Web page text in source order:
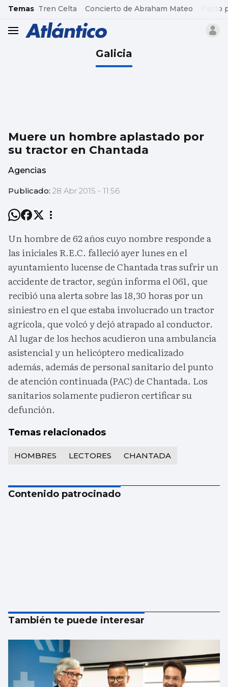
common.go-to-content
Temas Tren Celta Concierto de Abraham Mateo Pacto
header.menu.open
Galicia
Muere un hombre aplastado por
su tractor en Chantada
Agencias
Publicado: 28 Abr 2015 - 11:56
Un hombre de 62 años cuyo nombre responde a
las iniciales R.E.C. falleció ayer lunes en el
ayuntamiento lucense de Chantada tras sufrir un
accidente de tractor, según informa el 061, que
recibió una alerta sobre las 18,30 horas por un
siniestro en el que estaba involucrado un tractor
agrícola, que volcó y dejó atrapado al conductor.
Al lugar de los hechos acudieron una ambulancia
asistencial y un helicóptero medicalizado
además, además de personal sanitario del punto
de atención continuada (PAC) de Chantada. Los
sanitarios solamente pudieron certificar su
defunción.
Temas relacionados
HOMBRES LECTORES CHANTADA
Contenido patrocinado
También te puede interesar